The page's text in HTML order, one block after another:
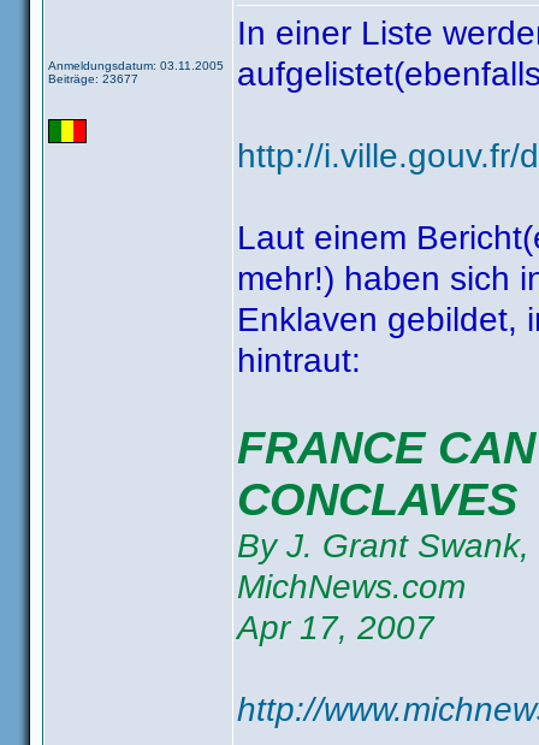
Anmeldungsdatum: 03.11.2005
Beiträge: 23677
In einer Liste
http://i.ville.gouv.fr/
Laut einem
mehr!) haben sich
Enklaven gebildet,
hintraut:
FRANCE
CONCLAVES
By J. Grant Swank,
MichNews.com
Apr 17, 2007
http://